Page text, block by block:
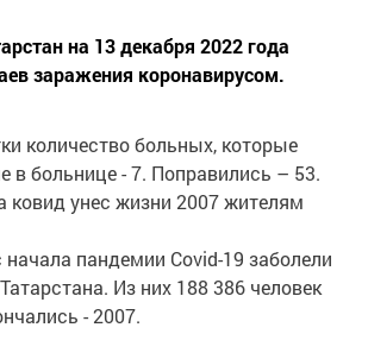
на 13 декабря 2022 года
заражения коронавирусом.
количество больных, которые
в больнице - 7. Поправились – 53.
ковид унес жизни 2007 жителям
пандемии Covid-19 заболели
Из них 188 386 человек
- 2007.